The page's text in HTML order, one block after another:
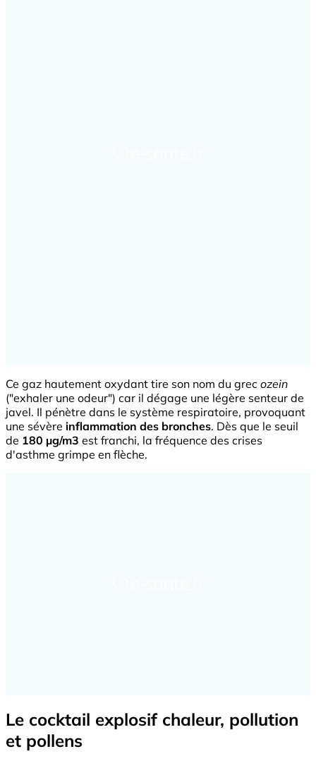
Ce gaz hautement oxydant tire son nom du grec ozein
("exhaler une odeur") car il dégage une légère senteur de
javel. Il pénètre dans le système respiratoire, provoquant
une sévère inflammation des bronches. Dès que le seuil
de 180 µg/m3 est franchi, la fréquence des crises
d'asthme grimpe en flèche.
Le cocktail explosif chaleur, pollution
et pollens